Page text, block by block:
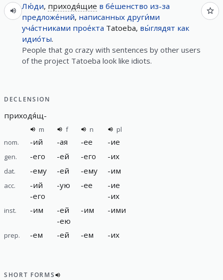
Лю́ди, приходя́щие в бе́шенство из-за
предложе́ний, написанных други́ми
уча́стниками прое́кта Tatoeba, вы́глядят как
идио́ты.
People that go crazy with sentences by other users
of the project Tatoeba look like idiots.
DECLENSION
приходя́щ-
m f n
pl
nom.
-ий -ая -ее -ие
gen. -его -ей -его -их
dat. -ему -ей -ему -им
acc. -ий
-его
-ую -ее -ие
-их
inst. -им -ей
-ею
-им -ими
prep. -ем -ей -ем -их
SHORT FORMS